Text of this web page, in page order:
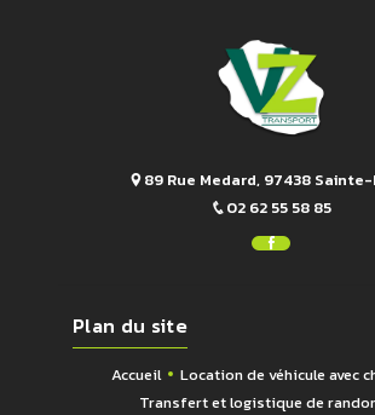
89 Rue Medard, 97438
02 62 55 58 85
Plan du site
Accueil
Location de véhicule avec
Transfert et logistique de